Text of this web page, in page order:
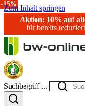
Zum Inhalt springen
Aktion: 10% auf
für bereits
Suchbegriff ...
-15%